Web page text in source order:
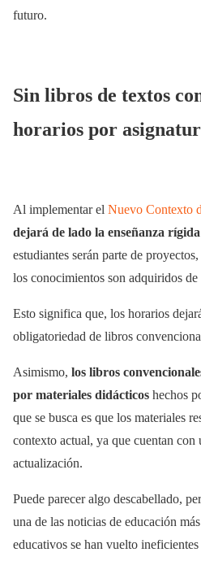
futuro.
Sin libros de textos
horarios por
Al implementar el Nuevo Contexto
dejará de lado la enseñanza
estudiantes serán parte de
los conocimientos son adquiridos de
Esto significa que, los horarios
obligatoriedad de libros
Asimismo, los libros
por materiales didácticos hechos
que se busca es que los materiales
contexto actual, ya que cuentan con
actualización.
Puede parecer algo descabellado,
una de las noticias de educación
educativos se han vuelto